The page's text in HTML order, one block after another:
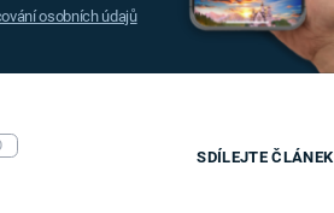
osobních údajů
SDÍLEJTE ČLÁNEK